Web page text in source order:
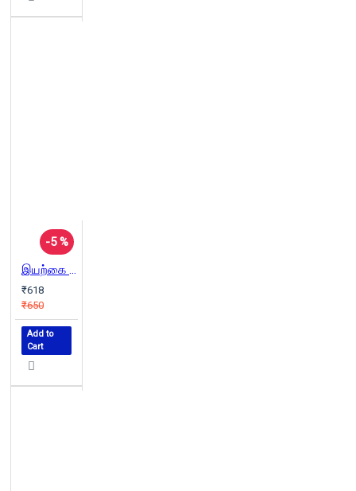
-5 %
இயற்கை வழியில் வேளாண்மை
₹618
₹650
Add to
Cart